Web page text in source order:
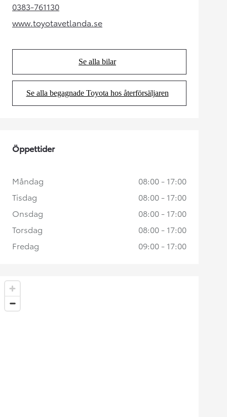
0383-761130(Opens in new tab)
www.toyotavetlanda.se
(Opens in new tab)
Se alla bilar
(Opens in new tab)
Se alla begagnade Toyota hos återförsäljaren
(Opens in new tab)
Öppettider
Måndag
08:00 - 17:00
Tisdag
08:00 - 17:00
Onsdag
08:00 - 17:00
Torsdag
08:00 - 17:00
Fredag
09:00 - 17:00